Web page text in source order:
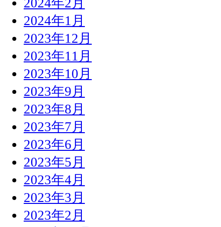
2024年2月
2024年1月
2023年12月
2023年11月
2023年10月
2023年9月
2023年8月
2023年7月
2023年6月
2023年5月
2023年4月
2023年3月
2023年2月